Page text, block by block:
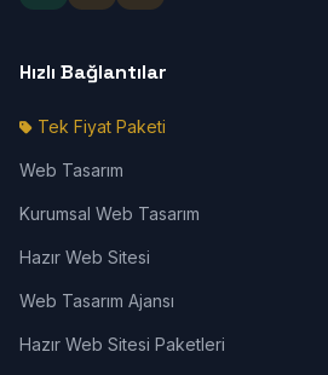
Hızlı Bağlantılar
Tek Fiyat Paketi
Web Tasarım
Kurumsal Web Tasarım
Hazır Web Sitesi
Web Tasarım Ajansı
Hazır Web Sitesi Paketleri